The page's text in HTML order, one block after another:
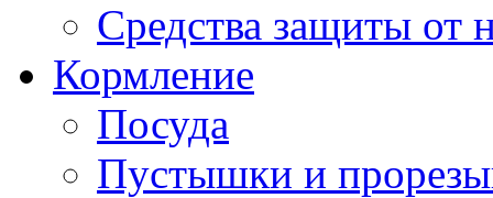
Средства защиты от
Кормление
Посуда
Пустышки и